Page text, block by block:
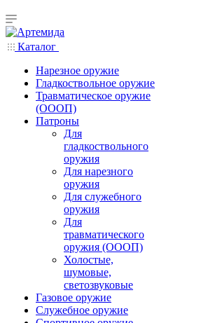
Каталог
Нарезное оружие
Гладкоствольное оружие
Травматическое оружие
(ОООП)
Патроны
Для
гладкоствольного
оружия
Для нарезного
оружия
Для служебного
оружия
Для
травматического
оружия (ОООП)
Холостые,
шумовые,
светозвуковые
Газовое оружие
Служебное оружие